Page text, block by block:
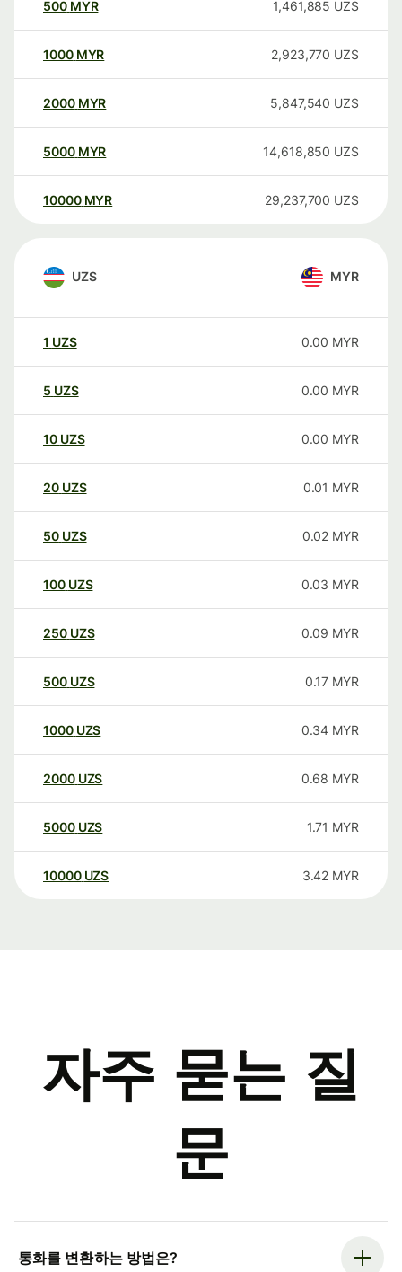
500 MYR 1,461,885 UZS
1000 MYR 2,923,770 UZS
2000 MYR 5,847,540 UZS
5000 MYR 14,618,850 UZS
10000 MYR 29,237,700 UZS
UZS MYR
1 UZS 0.00 MYR
5 UZS 0.00 MYR
10 UZS 0.00 MYR
20 UZS 0.01 MYR
50 UZS 0.02 MYR
100 UZS 0.03 MYR
250 UZS 0.09 MYR
500 UZS 0.17 MYR
1000 UZS 0.34 MYR
2000 UZS 0.68 MYR
5000 UZS 1.71 MYR
10000 UZS 3.42 MYR
자주 묻는 질
문
통화를 변환하는 방법은?